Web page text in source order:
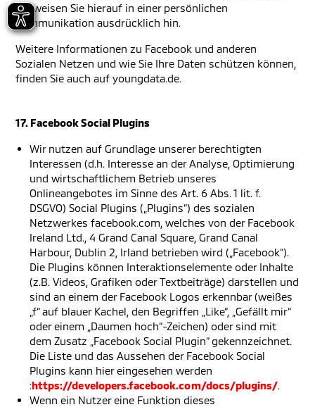
wir weisen Sie hierauf in einer persönlichen
Kommunikation ausdrücklich hin.
Weitere Informationen zu Facebook und anderen
Sozialen Netzen und wie Sie Ihre Daten schützen können,
finden Sie auch auf youngdata.de.
17. Facebook Social Plugins
Wir nutzen auf Grundlage unserer berechtigten
Interessen (d.h. Interesse an der Analyse, Optimierung
und wirtschaftlichem Betrieb unseres
Onlineangebotes im Sinne des Art. 6 Abs. 1 lit. f.
DSGVO) Social Plugins („Plugins“) des sozialen
Netzwerkes facebook.com, welches von der Facebook
Ireland Ltd., 4 Grand Canal Square, Grand Canal
Harbour, Dublin 2, Irland betrieben wird („Facebook“).
Die Plugins können Interaktionselemente oder Inhalte
(z.B. Videos, Grafiken oder Textbeiträge) darstellen und
sind an einem der Facebook Logos erkennbar (weißes
„f“ auf blauer Kachel, den Begriffen „Like“, „Gefällt mir“
oder einem „Daumen hoch“-Zeichen) oder sind mit
dem Zusatz „Facebook Social Plugin“ gekennzeichnet.
Die Liste und das Aussehen der Facebook Social
Plugins kann hier eingesehen werden
:https://developers.facebook.com/docs/plugins/.
Wenn ein Nutzer eine Funktion dieses